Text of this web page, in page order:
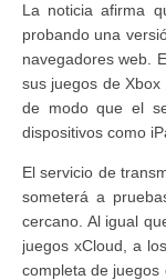
La noticia afirma
probando una
navegadores web.
sus juegos de
de modo que el
dispositivos como
El servicio de
someterá a
cercano. Al igual
juegos xCloud, a
completa de juegos